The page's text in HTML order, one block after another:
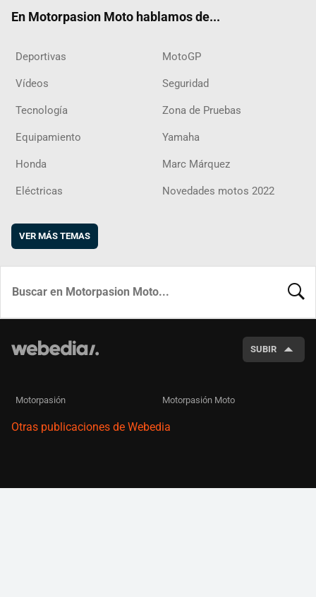
En Motorpasion Moto hablamos de...
Deportivas MotoGP
Vídeos Seguridad
Tecnología Zona de Pruebas
Equipamiento Yamaha
Honda Marc Márquez
Eléctricas Novedades motos 2022
VER MÁS TEMAS
SUBIR
Motorpasión Motorpasión Moto
Otras publicaciones de Webedia